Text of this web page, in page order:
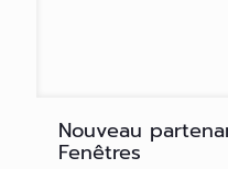
Nouveau
Fenêtres